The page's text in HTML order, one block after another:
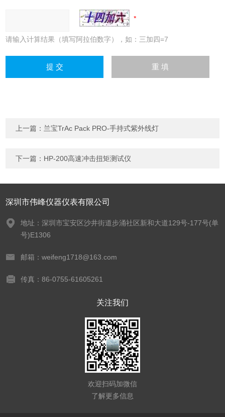
请输入计算结果（填写阿拉伯数字），如：三加四=7
上一篇： 兰宝TrAc Pack PRO-手持式紫外线灯
下一篇： HP-200高速冲击扭矩测试仪
深圳市伟峰仪器仪表有限公司
地址：深圳市宝安区沙井街道步涌社区新和大道129号-177号(单
号)E1306
邮箱：weifeng1718@163.com
传真：86-0755-61605261
关注我们
欢迎扫码加微信
了解更多信息